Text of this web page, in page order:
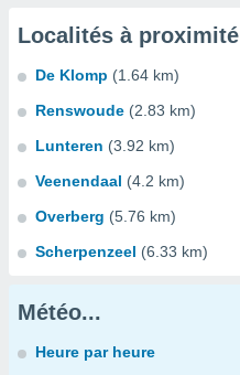
Localités à proximité
De Klomp (1.64 km)
Renswoude (2.83 km)
Lunteren (3.92 km)
Veenendaal (4.2 km)
Overberg (5.76 km)
Scherpenzeel (6.33 km)
Météo...
Heure par heure